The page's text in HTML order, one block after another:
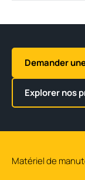
Demander
Explorer nos
Matériel de